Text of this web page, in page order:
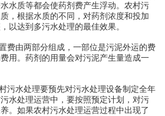
水质等都会使药剂费产生浮动。农村污
，根据水质的不同，对药剂浓度和投加
以达到多污水处理的最佳效果。
费由两部分组成，一部位是污泥外运的费
用。药剂的用量会对污泥产生量造成一
污水处理要预先对污水处理设备制定全年
水处理运营中，要按照预定计划，对污
。如果农村污水处理运营过程中出现了